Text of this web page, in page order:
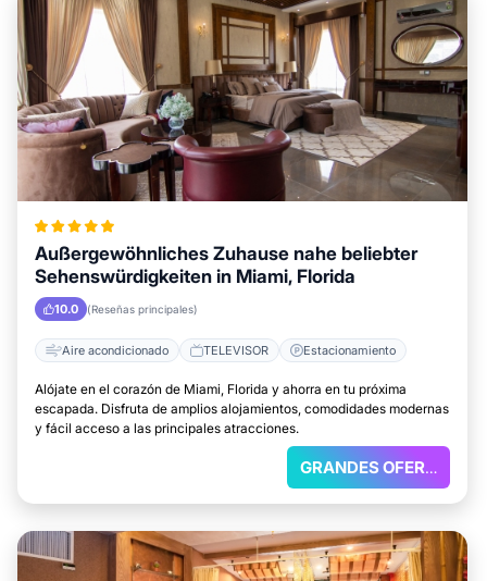
Außergewöhnliches Zuhause nahe beliebter
Sehenswürdigkeiten in Miami, Florida
10.0 (Reseñas principales)
Aire acondicionado TELEVISOR Estacionamiento
Alójate en el corazón de Miami, Florida y ahorra en tu próxima
escapada. Disfruta de amplios alojamientos, comodidades modernas
y fácil acceso a las principales atracciones.
GRANDES OFERTAS